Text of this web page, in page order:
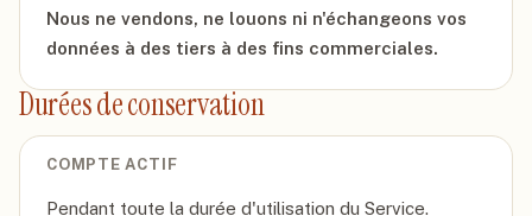
Nous ne vendons, ne louons ni n'échangeons vos
données à des tiers à des fins commerciales.
Durées de conservation
COMPTE ACTIF
Pendant toute la durée d'utilisation du Service.